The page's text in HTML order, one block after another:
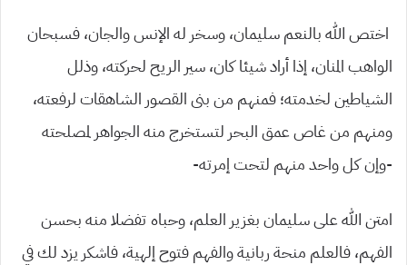
اختص الله بالنعم سليمان، وسخر له الإنس والجان، فسبحان
الواهب المنان، إذا أراد شيئا كان، سير الريح لحركته، وذلل
الشياطين لخدمته؛ فمنهم من بنى القصور الشاهقات لرفعته،
ومنهم من غاص عمق البحر لتستخرج منه الجواهر لمصلحته
-وإن كل واحد منهم لتحت إمرته-
امتن الله على سليمان بغزير العلم، وحباه تفضلا منه بحسن
الفهم، فالعلم منحة ربانية والفهم فتوح إلهية، فاشكر يزد لك في